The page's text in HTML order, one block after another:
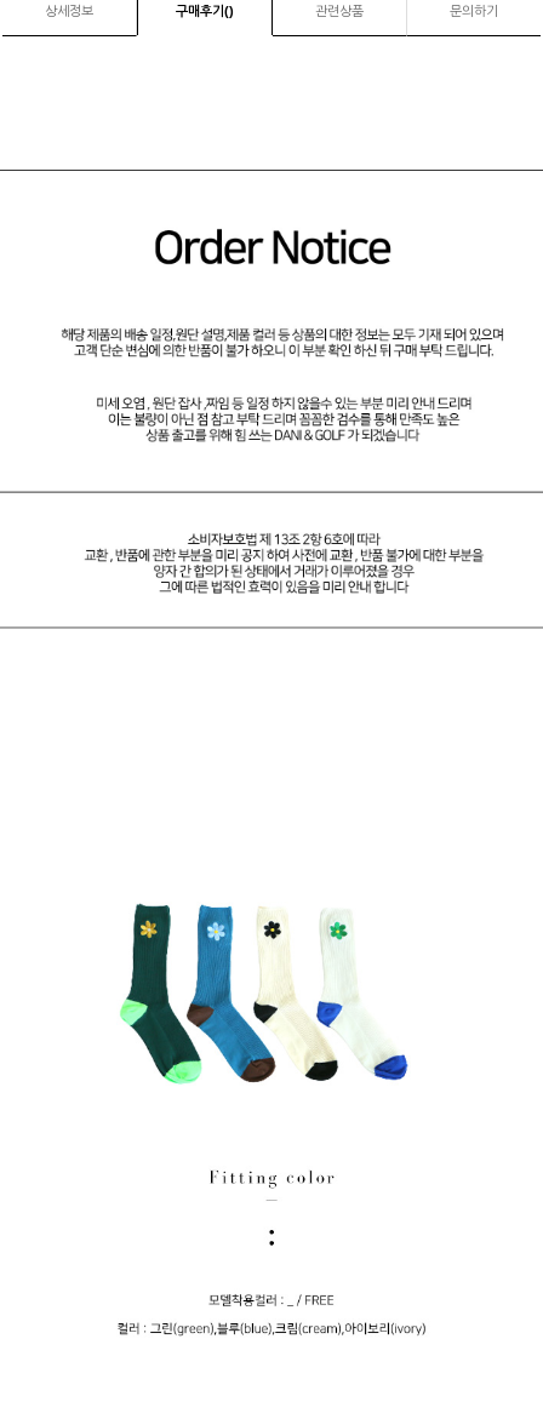
상세정보 구매후기() 관련상품 문의하기